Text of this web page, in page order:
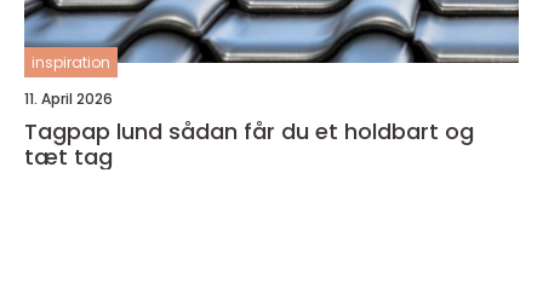
inspiration
11. April 2026
Tagpap lund sådan får du et holdbart og
tæt tag